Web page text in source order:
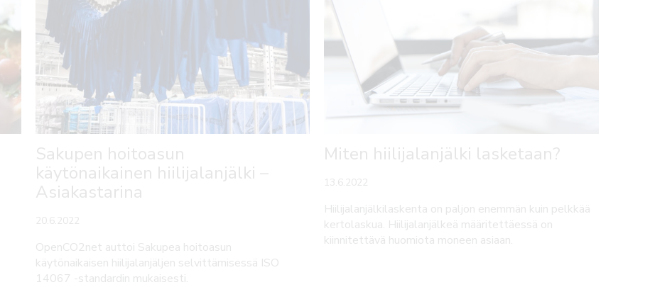
Sakupen hoitoasun
käytönaikainen hiilijalanjälki –
Asiakastarina
20.6.2022
OpenCO2net auttoi Sakupea hoitoasun
käytönaikaisen hiilijalanjäljen selvittämisessä ISO
14067 -standardin mukaisesti.
Miten hiilijalanjälki lasketaan?
13.6.2022
Hiilijalanjälkilaskenta on paljon enemmän kuin pelkkää
kertolaskua. Hiilijalanjälkeä määritettäessä on
kiinnitettävä huomiota moneen asiaan.